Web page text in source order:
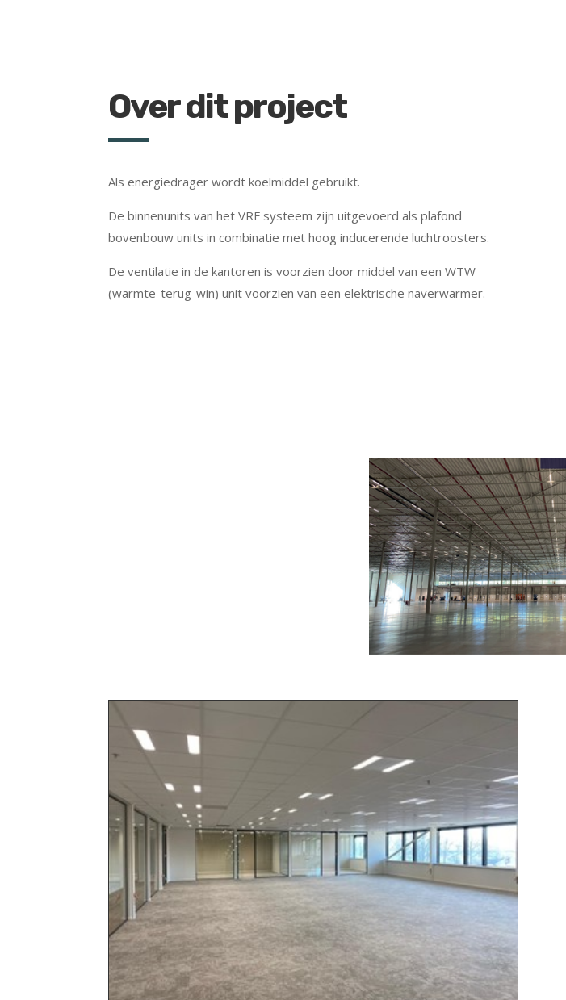
Over dit project
Als energiedrager wordt koelmiddel gebruikt.
De binnenunits van het VRF systeem zijn uitgevoerd als plafond
bovenbouw units in combinatie met hoog inducerende luchtroosters.
De ventilatie in de kantoren is voorzien door middel van een WTW
(warmte-terug-win) unit voorzien van een elektrische naverwarmer.